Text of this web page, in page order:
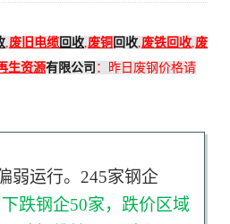
,废旧电缆回收,废铜 回收,废铁回收,废
生资源有限公司 ：
昨日废钢价格请
弱运行。245家钢企
下跌钢企50家，跌价区域